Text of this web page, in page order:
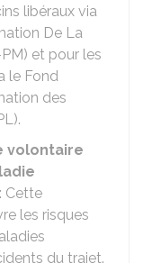
libéraux via
De La
et pour les
le Fond
des
volontaire
Cette
les risques
du trajet.